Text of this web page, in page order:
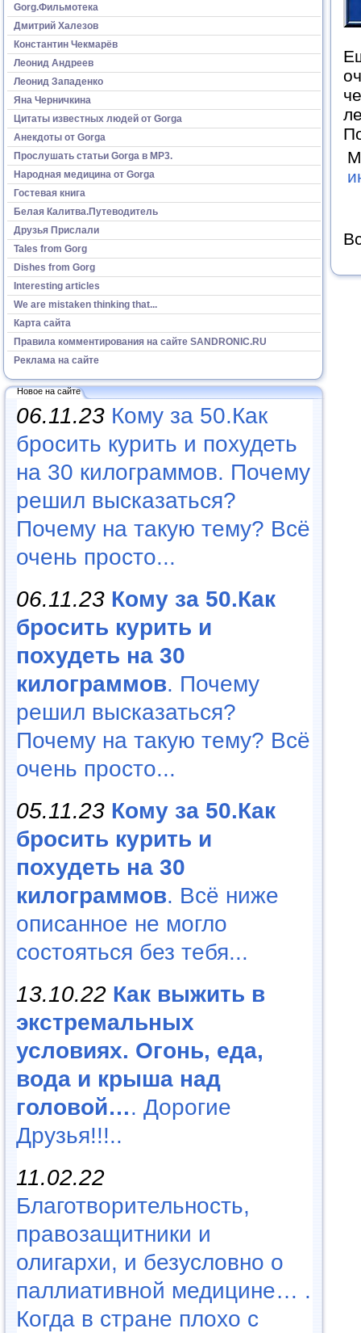
Gorg.Фильмотека
Дмитрий Халезов
Константин Чекмарёв
Леонид Андреев
Леонид Западенко
Яна Черничкина
Цитаты известных людей от Gorga
Анекдоты от Gorga
Прослушать статьи Gorga в МР3.
Народная медицина от Gorga
Гостевая книга
Белая Калитва.Путеводитель
Друзья Прислали
Tales from Gorg
Dishes from Gorg
Interesting articles
We are mistaken thinking that...
Карта сайта
Правила комментирования на сайте SANDRONIC.RU
Реклама на сайте
Новое на сайте
06.11.23 Кому за 50.Как
бросить курить и похудеть
на 30 килограммов. Почему
решил высказаться?
Почему на такую тему? Всё
очень просто...
06.11.23 Кому за 50.Как
бросить курить и
похудеть на 30
килограммов. Почему
решил высказаться?
Почему на такую тему? Всё
очень просто...
05.11.23 Кому за 50.Как
бросить курить и
похудеть на 30
килограммов. Всё ниже
описанное не могло
состояться без тебя...
13.10.22 Как выжить в
экстремальных
условиях. Огонь, еда,
вода и крыша над
головой…. Дорогие
Друзья!!!..
11.02.22
Благотворительность,
правозащитники и
олигархи, и безусловно о
паллиативной медицине… .
Когда в стране плохо с